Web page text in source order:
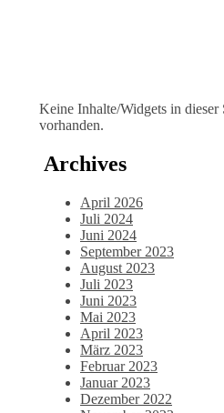
Keine Inhalte/Widgets in dieser
vorhanden.
Archives
April 2026
Juli 2024
Juni 2024
September 2023
August 2023
Juli 2023
Juni 2023
Mai 2023
April 2023
März 2023
Februar 2023
Januar 2023
Dezember 2022